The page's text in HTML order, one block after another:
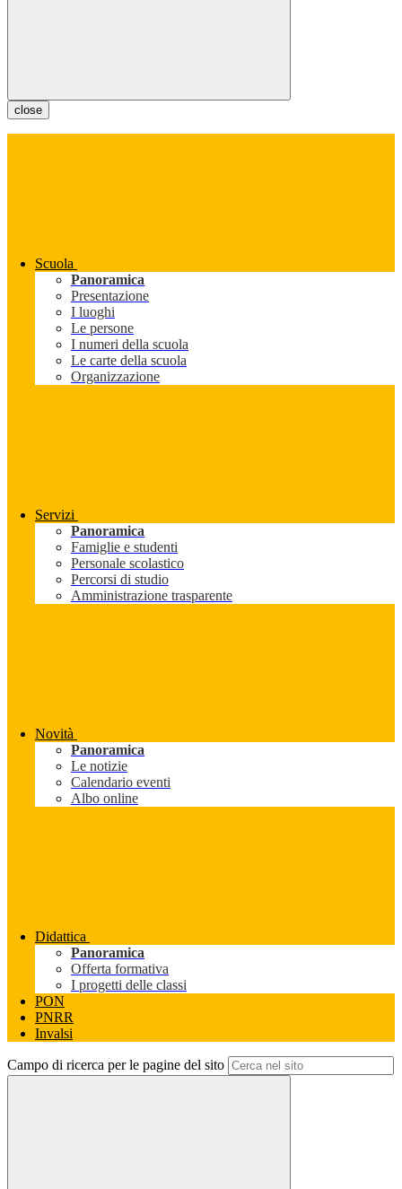
close
Scuola
Panoramica
Presentazione
I luoghi
Le persone
I numeri della scuola
Le carte della scuola
Organizzazione
Servizi
Panoramica
Famiglie e studenti
Personale scolastico
Percorsi di studio
Amministrazione trasparente
Novità
Panoramica
Le notizie
Calendario eventi
Albo online
Didattica
Panoramica
Offerta formativa
I progetti delle classi
PON
PNRR
Invalsi
Campo di ricerca per le pagine del sito